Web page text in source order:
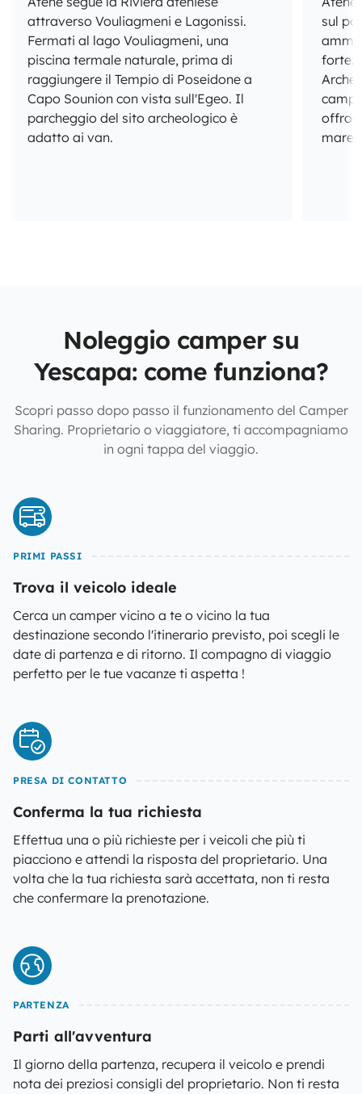
attraverso Vouliagmeni e Lagonissi.
Fermati al lago Vouliagmeni, una
piscina termale naturale, prima di
raggiungere il Tempio di Poseidone a
Capo Sounion con vista sull'Egeo. Il
parcheggio del sito archeologico è
adatto ai van.
sul
mare.
Noleggio camper su
Yescapa: come funziona?
Scopri passo dopo passo il funzionamento del Camper
Sharing. Proprietario o viaggiatore, ti accompagniamo
in ogni tappa del viaggio.
PRIMI PASSI
Trova il veicolo ideale
Cerca un camper vicino a te o vicino la tua
destinazione secondo l'itinerario previsto, poi scegli le
date di partenza e di ritorno. Il compagno di viaggio
perfetto per le tue vacanze ti aspetta !
PRESA DI CONTATTO
Conferma la tua richiesta
Effettua una o più richieste per i veicoli che più ti
piacciono e attendi la risposta del proprietario. Una
volta che la tua richiesta sarà accettata, non ti resta
che confermare la prenotazione.
PARTENZA
Parti all'avventura
Il giorno della partenza, recupera il veicolo e prendi
nota dei preziosi consigli del proprietario. Non ti resta